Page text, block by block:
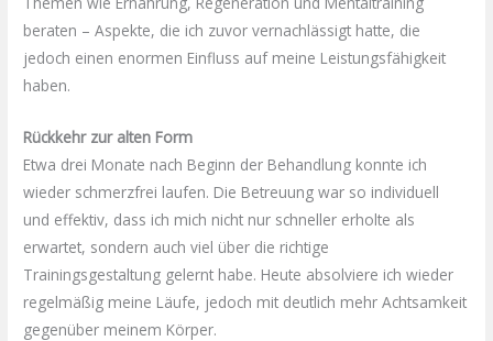
beraten – Aspekte, die ich zuvor vernachlässigt hatte, die
jedoch einen enormen Einfluss auf meine Leistungsfähigkeit
haben.
Rückkehr zur alten Form
Etwa drei Monate nach Beginn der Behandlung konnte ich
wieder schmerzfrei laufen. Die Betreuung war so individuell
und effektiv, dass ich mich nicht nur schneller erholte als
erwartet, sondern auch viel über die richtige
Trainingsgestaltung gelernt habe. Heute absolviere ich wieder
regelmäßig meine Läufe, jedoch mit deutlich mehr Achtsamkeit
gegenüber meinem Körper.